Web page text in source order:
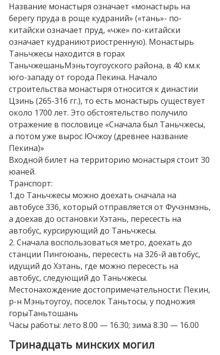
Название монастыря означает «монастырь на
берегу пруда в роще кудраний» («тань»- по-
китайски означает пруд, «чже» по-китайски
означает кудраниютриостренную). Монастырь
Таньчжесы находится в горах
ТаньчжешаньМэньтоугоуского района, в 40 км.к
юго-западу от города Пекина. Начало
строительства монастыря относится к династии
Цзинь (265-316 гг.), то есть монастырь существует
около 1700 лет. Это обстоятельство получило
отражение в пословице «Сначала был Таньчжесы,
а потом уже вырос Ючжоу (древнее название
Пекина)»
Входной билет на территорию монастыря стоит 30
юаней.
Транспорт:
1.до Таньчжесы можно доехать сначала на
автобусе 336, который отправляется от Фучэнмэнь,
а доехав до остановки Хэтань, пересесть на
автобус, курсирующий до Таньчжесы.
2. Сначала воспользоваться метро, доехать до
станции Пингоюань, пересесть на 326-й автобус,
идущий до Хэтань, где можно пересесть на
автобус, следующий до Таньчжесы.
Местонахождение достопримечательности: Пекин,
р-н Мэньтоугоу, поселок Таньтосы, у подножия
горыТаньтошань
Часы работы: лето 8.00 — 16.30; зима 8.30 — 16.00
Тринадцать минских могил